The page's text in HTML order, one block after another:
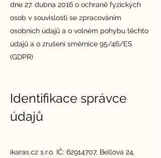
dne 27. dubna 2016 o ochraně fyzických
osob v souvislosti se zpracováním
osobních údajů a o volném pohybu těchto
údajů a o zrušení směrnice 95/46/ES
(GDPR)
Identifikace správce
údajů
ikaras.cz s.r.o. IČ: 62914707, Bellova 24,